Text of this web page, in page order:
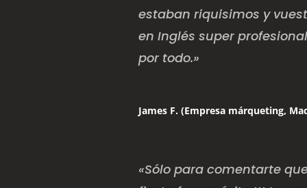
estaban riquisimos y
en Inglés super
por todo.»
James F. (Empresa márqueting,
«Sólo para comentarte